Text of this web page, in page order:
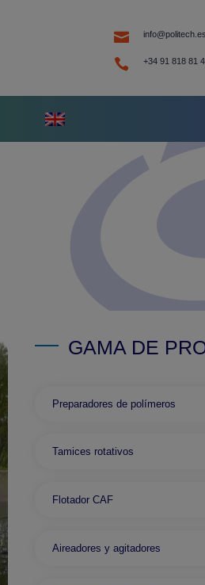
 info@politech.es
 +34 91 818 81
GAMA DE
Preparadores de polímeros
Tamices rotativos
Flotador CAF
Aireadores y agitadores